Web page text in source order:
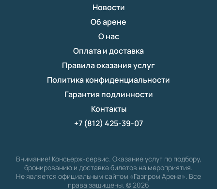
Новости
Об арене
О нас
Оплата и доставка
Правила оказания услуг
Политика конфиденциальности
Гарантия подлинности
Контакты
+7 (812) 425-39-07
Внимание! Консьерж-сервис. Оказание услуг по подбору,
бронированию и доставке билетов на мероприятия.
Не является официальным сайтом «Газпром Арена». Все
права защищены. ©2026